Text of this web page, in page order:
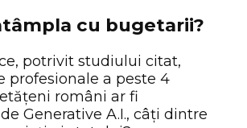
cu bugetarii?
potrivit studiului citat,
profesionale a peste 4
români ar fi
Generative A.I., câți dintre